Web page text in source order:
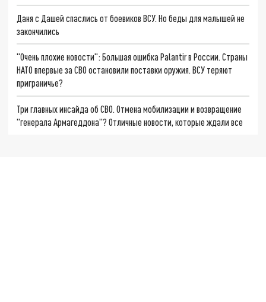
Даня с Дашей спаслись от боевиков ВСУ. Но беды для малышей не
закончились
"Очень плохие новости": Большая ошибка Palantir в России. Страны
НАТО впервые за СВО остановили поставки оружия. ВСУ теряют
приграничье?
Три главных инсайда об СВО. Отмена мобилизации и возвращение
"генерала Армагеддона"? Отличные новости, которые ждали все